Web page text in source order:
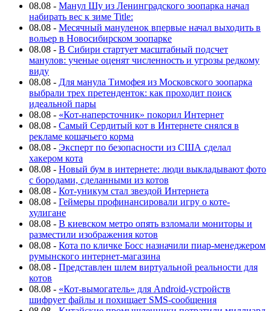
08.08 - Манул Шу из Ленинградского зоопарка начал
набирать вес к зиме Title:
08.08 - Месячный мануленок впервые начал выходить в
вольер в Новосибирском зоопарке
08.08 - В Сибири стартует масштабный подсчет
манулов: ученые оценят численность и угрозы редкому
виду
08.08 - Для манула Тимофея из Московского зоопарка
выбрали трех претенденток: как проходит поиск
идеальной пары
08.08 - «Кот-наперсточник» покорил Интернет
08.08 - Самый Сердитый кот в Интернете снялся в
рекламе кошачьего корма
08.08 - Эксперт по безопасности из США сделал
хакером кота
08.08 - Новый бум в интернете: люди выкладывают фото
с бородами, сделанными из котов
08.08 - Кот-уникум стал звездой Интернета
08.08 - Геймеры профинансировали игру о коте-
хулигане
08.08 - В киевском метро опять взломали мониторы и
разместили изображения котов
08.08 - Кота по кличке Босс назначили пиар-менеджером
румынского интернет-магазина
08.08 - Представлен шлем виртуальной реальности для
котов
08.08 - «Кот-вымогатель» для Android-устройств
шифрует файлы и похищает SMS-сообщения